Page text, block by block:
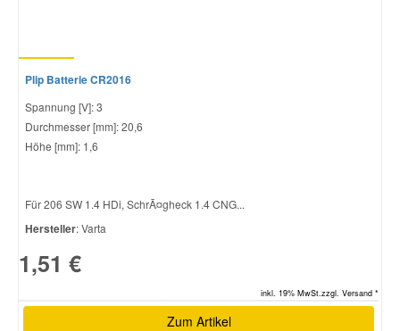
Plip Batterie CR2016
Spannung [V]: 3
Durchmesser [mm]: 20,6
Höhe [mm]: 1,6
Für 206 SW 1.4 HDi, SchrÃ¤gheck 1.4 CNG...
Hersteller: Varta
1,51 €
inkl. 19% MwSt.zzgl. Versand *
Zum Artikel